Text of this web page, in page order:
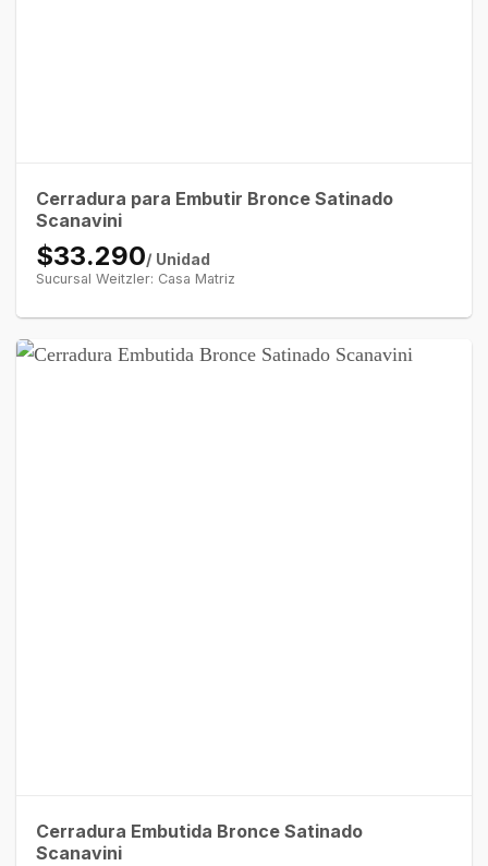
Cerradura para Embutir Bronce Satinado
Scanavini
$33.290/ Unidad
Sucursal Weitzler: Casa Matriz
Cerradura Embutida Bronce Satinado
Scanavini